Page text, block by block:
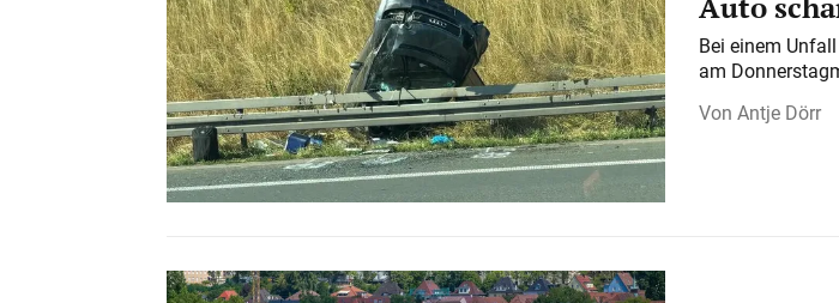
Bei einem
am
Antje Dörr